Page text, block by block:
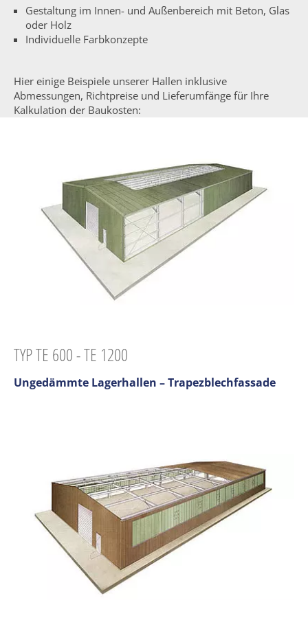
Gestaltung im Innen- und Außenbereich mit Beton, Glas
oder Holz
Individuelle Farbkonzepte
Hier einige Beispiele unserer Hallen inklusive
Abmessungen, Richtpreise und Lieferumfänge für Ihre
Kalkulation der Baukosten:
TYP TE 600 - TE 1200
Ungedämmte Lagerhallen – Trapezblechfassade